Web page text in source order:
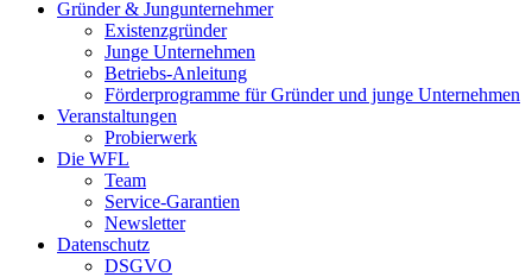
Gründer & Jungunternehmer
Existenzgründer
Junge Unternehmen
Betriebs-Anleitung
Förderprogramme für Gründer und junge Unternehmen
Veranstaltungen
Probierwerk
Die WFL
Team
Service-Garantien
Newsletter
Datenschutz
DSGVO